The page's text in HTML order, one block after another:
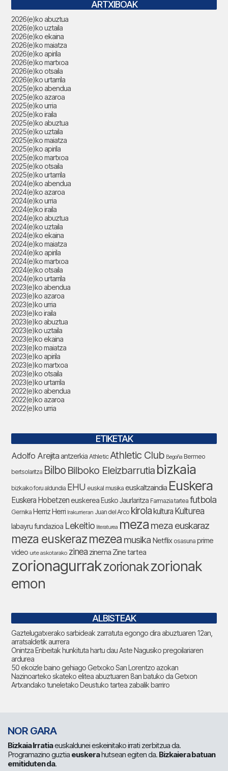
ARTXIBOAK
2026(e)ko abuztua
2026(e)ko uztaila
2026(e)ko ekaina
2026(e)ko maiatza
2026(e)ko apirila
2026(e)ko martxoa
2026(e)ko otsaila
2026(e)ko urtarrila
2025(e)ko abendua
2025(e)ko azaroa
2025(e)ko urria
2025(e)ko iraila
2025(e)ko abuztua
2025(e)ko uztaila
2025(e)ko maiatza
2025(e)ko apirila
2025(e)ko martxoa
2025(e)ko otsaila
2025(e)ko urtarrila
2024(e)ko abendua
2024(e)ko azaroa
2024(e)ko urria
2024(e)ko iraila
2024(e)ko abuztua
2024(e)ko uztaila
2024(e)ko ekaina
2024(e)ko maiatza
2024(e)ko apirila
2024(e)ko martxoa
2024(e)ko otsaila
2024(e)ko urtarrila
2023(e)ko abendua
2023(e)ko azaroa
2023(e)ko urria
2023(e)ko iraila
2023(e)ko abuztua
2023(e)ko uztaila
2023(e)ko ekaina
2023(e)ko maiatza
2023(e)ko apirila
2023(e)ko martxoa
2023(e)ko otsaila
2023(e)ko urtarrila
2022(e)ko abendua
2022(e)ko azaroa
2022(e)ko urria
ETIKETAK
Adolfo Arejitaantzerkia Athletic Athletic Club Begoña Bermeo
bertsolaritza Bilbo Bilboko Eleizbarrutia bizkaia
bizkaiko foru aldundia EHU euskal musika euskaltzaindia Euskera
Euskera Hobetzeneuskerea Eusko Jaurlaritza Farmazia tartea futbola
Gernika Herriz Herri Irakurrieran Juan del Arco kirolakultura Kulturea
labayru fundazioa Lekeitio literaturea meza meza euskaraz
meza euskerazmezea musika Netflix osasuna prime
video urte askotarako zinea zinema Zine tartea
zorionagurrakzorionakzorionak
emon
ALBISTEAK
Gaztelugatxerako sarbideak zarratuta egongo dira abuztuaren 12an,
arratsaldetik aurrera
Onintza Enbeitak hunkituta hartu dau Aste Nagusiko pregoilariaren
ardurea
50 ekoizle baino gehiago Getxoko San Lorentzo azokan
Nazinoarteko skateko elitea abuztuaren 8an batuko da Getxon
Artxandako tuneletako Deustuko tartea zabalik barriro
NOR GARA
Bizkaia Irratiaeuskaldunei eskeinitako irrati zerbitzua da.
Programazino guztia euskerahutsean egiten da. Bizkaiera batuan
emitiduten da.